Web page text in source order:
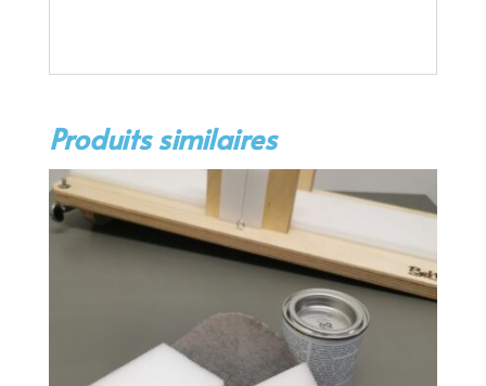
Produits similaires